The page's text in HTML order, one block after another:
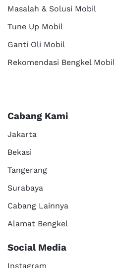
Masalah & Solusi Mobil
Tune Up Mobil
Ganti Oli Mobil
Rekomendasi Bengkel
Cabang Kami
Jakarta
Bekasi
Tangerang
Surabaya
Cabang Lainnya
Alamat Bengkel
Social Media
Instagram